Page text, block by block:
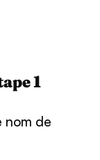
1
nom de